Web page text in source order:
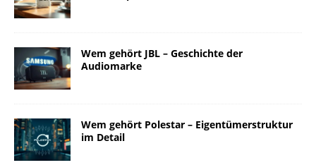
Wem gehört JBL – Geschichte der
Audiomarke
Wem gehört Polestar – Eigentümerstruktur
im Detail